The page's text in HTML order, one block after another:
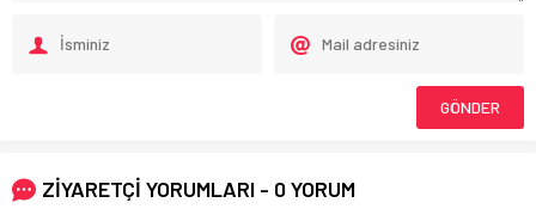
ZİYARETÇİ YORUMLARI - 0 YORUM